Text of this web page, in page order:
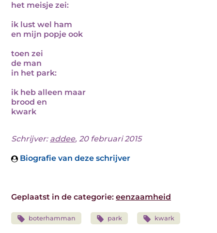
het meisje zei:
ik lust wel ham
en mijn popje ook
toen zei
de man
in het park:
ik heb alleen maar
brood en
kwark
Schrijver: addee, 20 februari 2015
Biografie van deze schrijver
Geplaatst in de categorie: eenzaamheid
boterhamman park kwark